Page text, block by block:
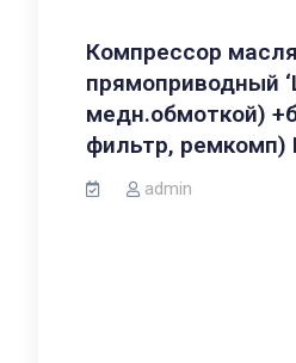
Компрессор
прямоприводный
медн.обмоткой)
фильтр, ремкомп)
admin